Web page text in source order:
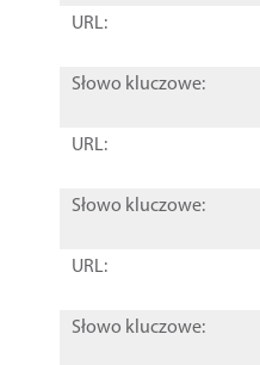
URL:
Słowo kluczowe:
URL:
Słowo kluczowe:
URL:
Słowo kluczowe: